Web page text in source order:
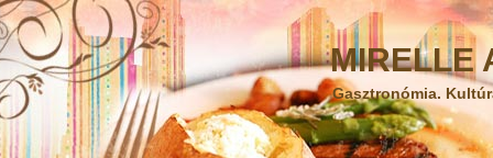
MIRELLE
Gasztronómia.